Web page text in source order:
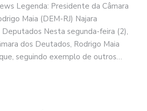
Legenda: Presidente da Câmara
Maia (DEM-RJ) Najara
Deputados Nesta segunda-feira (2),
dos Deutados, Rodrigo Maia
seguindo exemplo de outros…